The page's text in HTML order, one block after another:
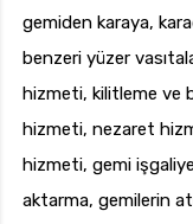
gemiden karaya,
benzeri yüzer
hizmeti, kilitleme ve
hizmeti, nezaret
hizmeti, gemi
aktarma, gemilerin